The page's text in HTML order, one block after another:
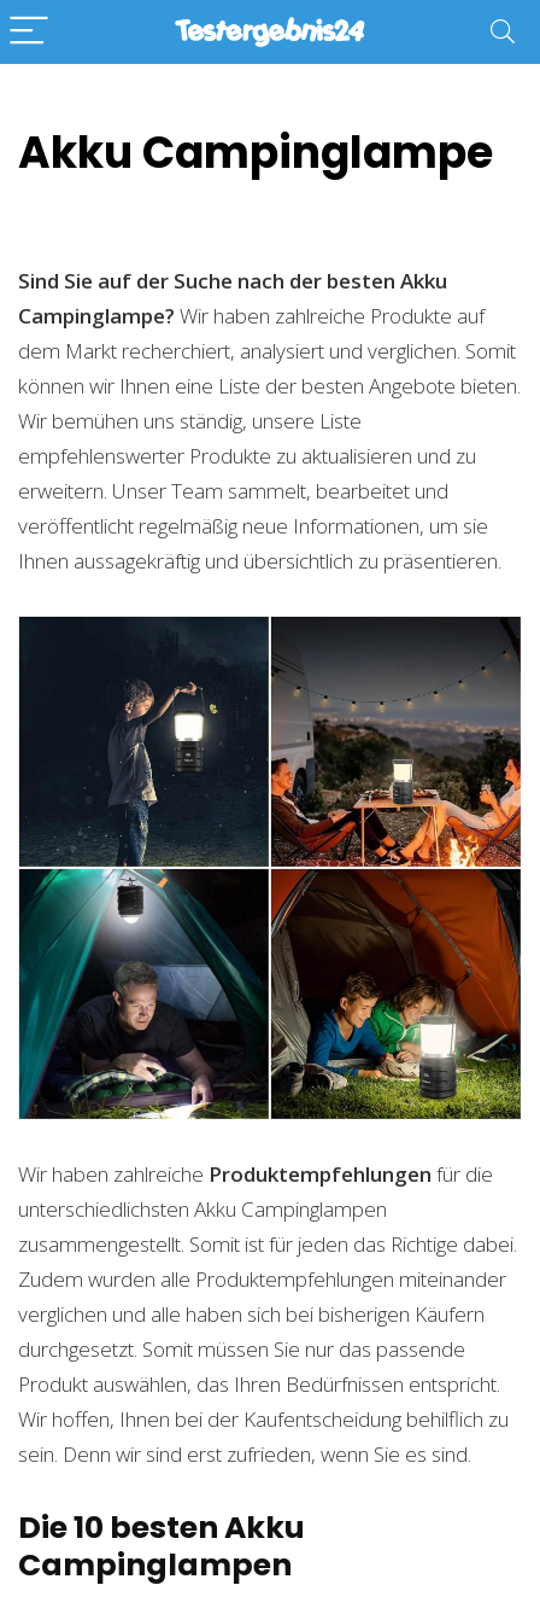
Akku Campinglampe
Sind Sie auf der Suche nach der besten Akku
Campinglampe? Wir haben zahlreiche Produkte auf
dem Markt recherchiert, analysiert und verglichen. Somit
können wir Ihnen eine Liste der besten Angebote bieten.
Wir bemühen uns ständig, unsere Liste
empfehlenswerter Produkte zu aktualisieren und zu
erweitern. Unser Team sammelt, bearbeitet und
veröffentlicht regelmäßig neue Informationen, um sie
Ihnen aussagekräftig und übersichtlich zu präsentieren.
Wir haben zahlreiche Produktempfehlungen für die
unterschiedlichsten Akku Campinglampen
zusammengestellt. Somit ist für jeden das Richtige dabei.
Zudem wurden alle Produktempfehlungen miteinander
verglichen und alle haben sich bei bisherigen Käufern
durchgesetzt. Somit müssen Sie nur das passende
Produkt auswählen, das Ihren Bedürfnissen entspricht.
Wir hoffen, Ihnen bei der Kaufentscheidung behilflich zu
sein. Denn wir sind erst zufrieden, wenn Sie es sind.
Die 10 besten Akku
Campinglampen